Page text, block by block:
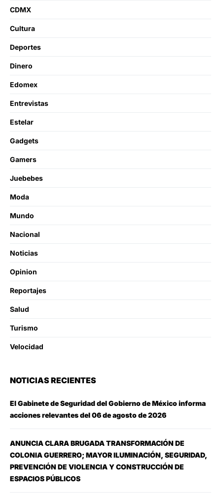
CDMX
Cultura
Deportes
Dinero
Edomex
Entrevistas
Estelar
Gadgets
Gamers
Juebebes
Moda
Mundo
Nacional
Noticias
Opinion
Reportajes
Salud
Turismo
Velocidad
NOTICIAS RECIENTES
El Gabinete de Seguridad del Gobierno de México informa
acciones relevantes del 06 de agosto de 2026
ANUNCIA CLARA BRUGADA TRANSFORMACIÓN DE
COLONIA GUERRERO; MAYOR ILUMINACIÓN, SEGURIDAD,
PREVENCIÓN DE VIOLENCIA Y CONSTRUCCIÓN DE
ESPACIOS PÚBLICOS